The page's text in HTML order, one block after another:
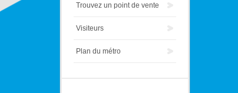
Trouvez un point de vente
Visiteurs
Plan du métro